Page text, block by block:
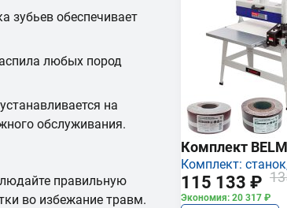
зубьев обеспечивает
любых пород
на
обслуживания.
правильную
во избежание травм.
Комплект
Комплект:
115 133 ₽
Экономия: 20 317 ₽